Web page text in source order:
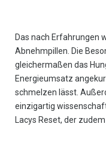
Das nach Erfahrungen
Abnehmpillen. Die
gleichermaßen das
Energieumsatz
schmelzen lässt.
einzigartig
Lacys Reset, der